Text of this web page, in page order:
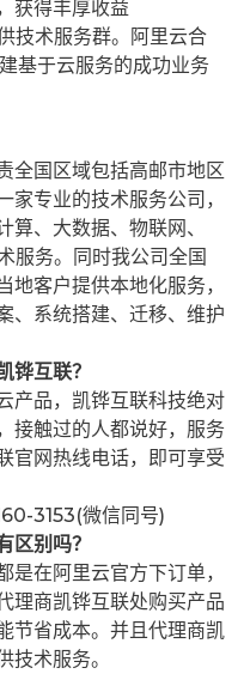
获得丰厚收益
技术服务群。阿里云合
基于云服务的成功业务
全国区域包括高邮市地区
专业的技术服务公司，
算、大数据、物联网、
服务。同时我公司全国
客户提供本地化服务，
、系统搭建、迁移、维护
铧互联？
产品，凯铧互联科技绝对
接触过的人都说好，服务
官网热线电话，即可享受
3153(微信同号)
区别吗？
在阿里云官方下订单，
理商凯铧互联处购买产品
节省成本。并且代理商凯
技术服务。